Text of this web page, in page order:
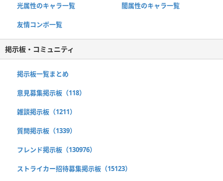
光属性のキャラ一覧 闇属性のキャラ一覧
友情コンボ一覧
掲示板・コミュニティ
掲示板一覧まとめ
意見募集掲示板（118）
雑談掲示板（1211）
質問掲示板（1339）
フレンド掲示板（130976）
ストライカー招待募集掲示板（15123）